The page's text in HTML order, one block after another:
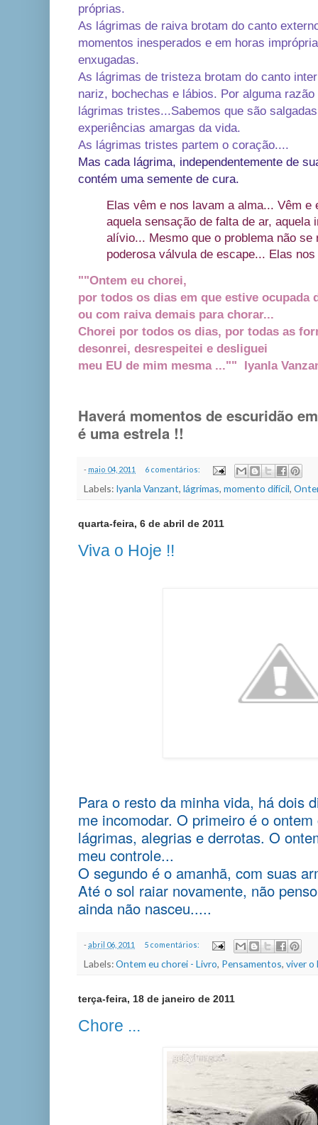
próprias.
As lágrimas de raiva brotam do canto
momentos inesperados e em horas
enxugadas.
As lágrimas de tristeza brotam do canto
nariz, bochechas e lábios. Por alguma
lágrimas tristes...Sabemos que são
experiências amargas da vida.
As lágrimas tristes partem o coração....
Mas cada lágrima, independentemente de
contém uma semente de cura.
Elas vêm e nos lavam a alma... Vêm e
aquela sensação de falta de ar, aquela
alívio... Mesmo que o problema não se
poderosa válvula de escape... Elas
""Ontem eu chorei,
por todos os dias em que estive ocupada
ou com raiva demais para chorar...
Chorei por todos os dias, por todas as
desonrei, desrespeitei e desliguei
meu EU de mim mesma ..."" Iyanla
Haverá momentos de escuridão
é uma estrela !!
- maio 04, 2011 6 comentários:
Labels: Iyanla Vanzant, lágrimas, momento difícil,
quarta-feira, 6 de abril de 2011
Viva o Hoje !!
Para o resto da minha vida, há dois
me incomodar. O primeiro é o
lágrimas, alegrias e derrotas. O
meu controle...
O segundo é o amanhã, com suas
Até o sol raiar novamente, não
ainda não nasceu.....
-abril 06, 2011 5 comentários:
Labels:Ontem eu chorei - Livro, Pensamentos, viver o
terça-feira, 18 de janeiro de 2011
Chore ...